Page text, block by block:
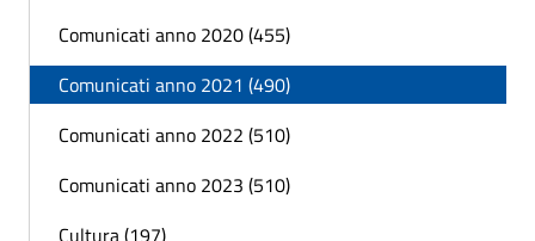
Comunicati anno 2020 (455)
Comunicati anno 2021 (490)
Comunicati anno 2022 (510)
Comunicati anno 2023 (510)
Cultura (197)